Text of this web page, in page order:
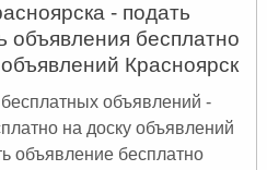
- подать
объявления бесплатно
Красноярск
объявлений -
на доску объявлений
объявление бесплатно